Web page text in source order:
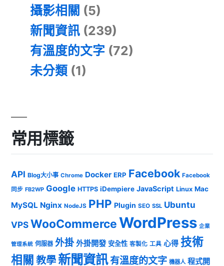
攝影相關 (5)
新聞資訊 (239)
有溫度的文字 (72)
未分類 (1)
常用標籤
API Blog大小事 Chrome Docker ERP Facebook Facebook
同步 FB2WP Google HTTPS iDempiere JavaScript Linux Mac
MySQL Nginx NodeJS PHP Plugin SEO SSL Ubuntu
VPSWooCommerceWordPress 企業
管理系統 伺服器 外掛 外掛開發 安全性 客製化 工具 心得 技術
相關 教學 新聞資訊有溫度的文字 機器人 程式開